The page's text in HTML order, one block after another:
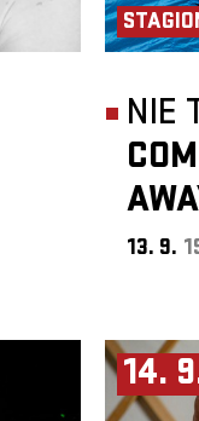
NIE
13. 9.
14.